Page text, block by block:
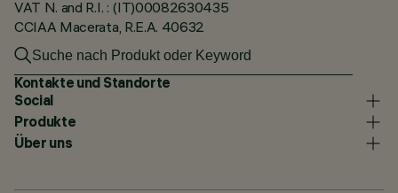
VAT N. and R.I. : (IT)00082630435
CCIAA Macerata, R.E.A. 40632
Kontakte und Standorte
Social
Produkte
Über uns